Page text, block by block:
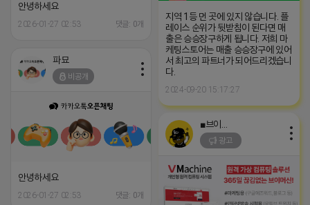
안녕하세요
2026-01-27 02:53 댓글: 0개
지역 1등 먼 곳에 있지 않습니다. 플
레이스 순위가 뒷받침이 된다면 매
출은 승승장구하게 됩니다. 저희 마
케팅스토어는 매출 승승장구에 있어
서 최고의 파트너가 되어드리겠습니
다.
2024-09-20 15:17:27
파묘
비공개
안녕하세요
2026-01-27 02:53 댓글: 0개
광고